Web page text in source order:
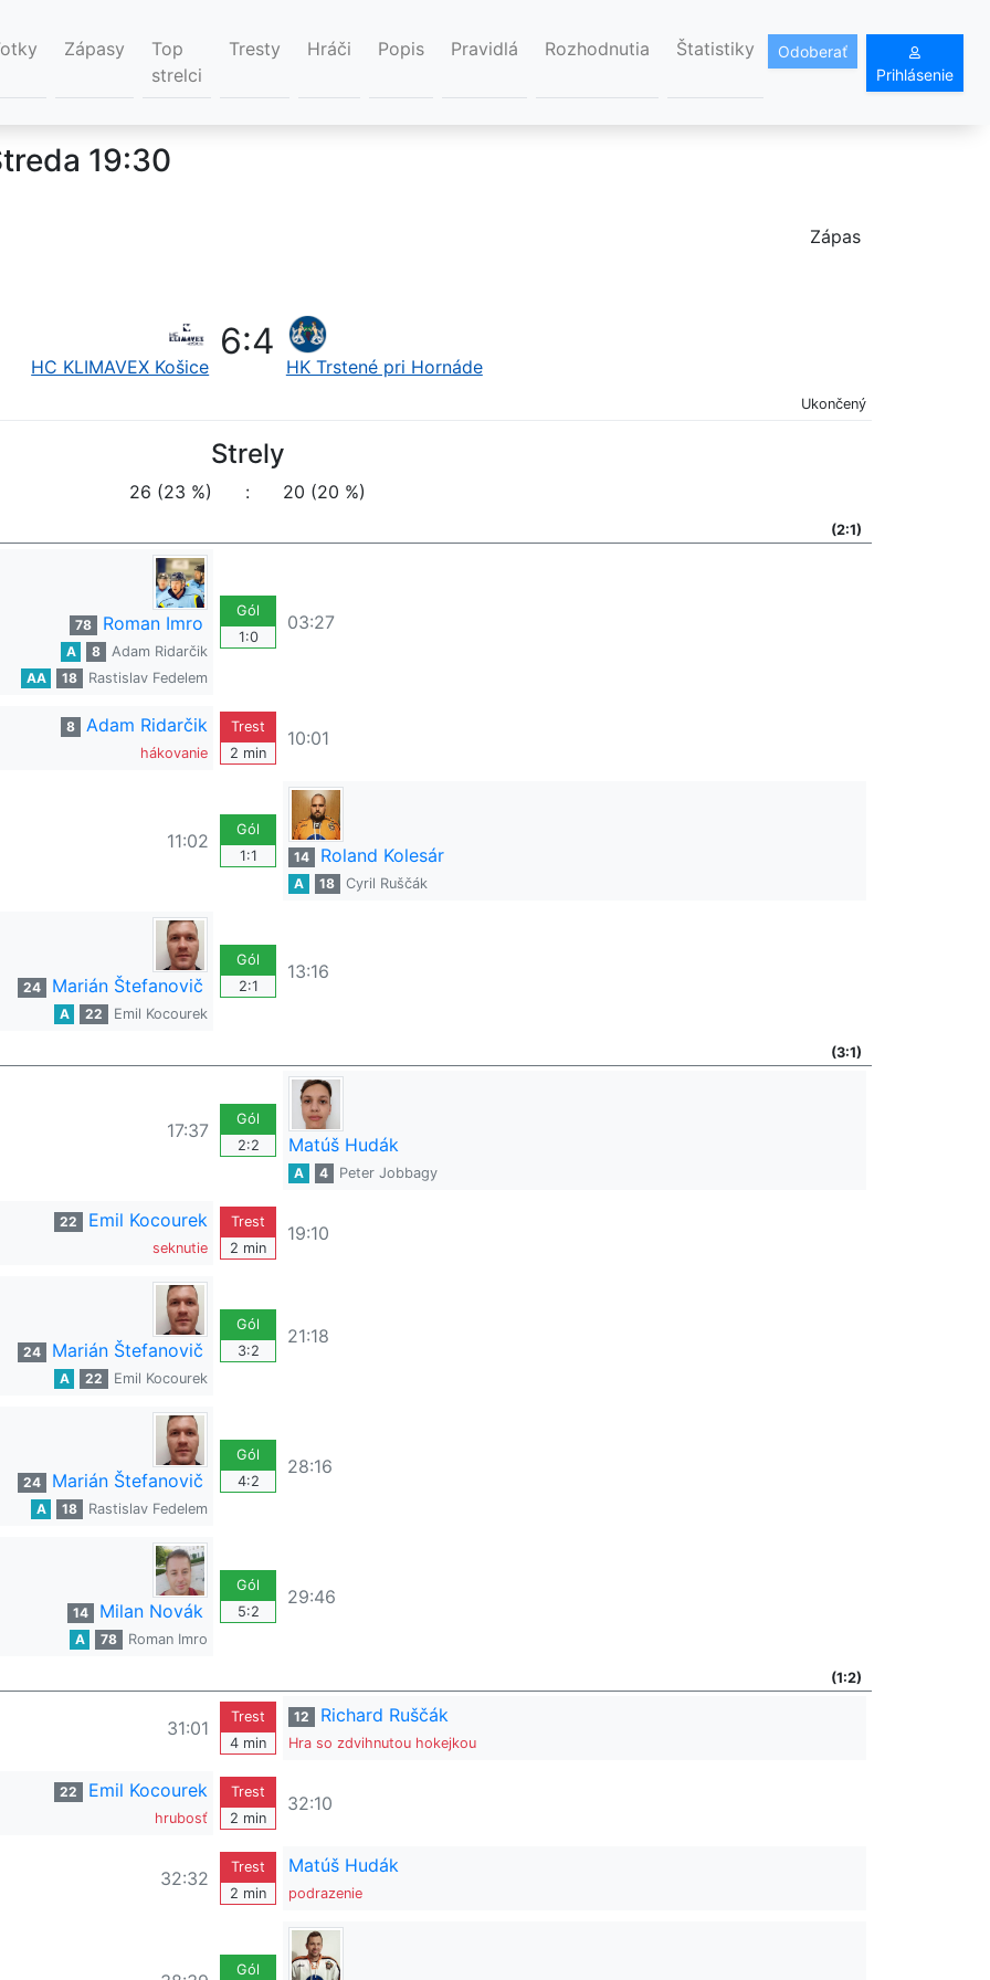
Zápasy
Top
strelci
Tresty Hráči Popis Pravidlá Rozhodnutia Štatistiky
Odoberať
Prihlásenie
19:30
Zápas
HC KLIMAVEX Košice
6:4
HK Trstené pri Hornáde
Ukončený
Strely
26 (23 %) : 20 (20 %)
(2:1)
78 Roman Imro
A 8
Adam Ridarčik
AA
18 Rastislav Fedelem
Gól
1:0
03:27
8 Adam Ridarčik
hákovanie
Trest
2 min
10:01
11:02
Gól
1:1
14 Roland Kolesár
A 18 Cyril Ruščák
24 Marián Štefanovič
A 22 Emil Kocourek
Gól
2:1
13:16
(3:1)
17:37
Gól
2:2
Matúš Hudák
A 4 Peter Jobbagy
22 Emil Kocourek
seknutie
Trest
2 min
19:10
24 Marián Štefanovič
A 22 Emil Kocourek
Gól
3:2
21:18
24 Marián Štefanovič
A 18 Rastislav Fedelem
Gól
4:2
28:16
14 Milan Novák
A 78 Roman Imro
Gól
5:2
29:46
(1:2)
31:01
Trest
4 min
12 Richard Ruščák
Hra so zdvihnutou hokejkou
22 Emil Kocourek
hrubosť
Trest
2 min
32:10
32:32
Trest
2 min
Matúš Hudák
podrazenie
Gól